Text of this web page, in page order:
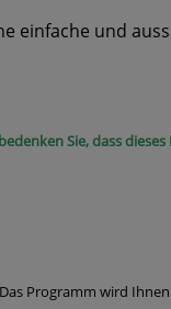
einfache und
Sie, dass
Das Programm wird